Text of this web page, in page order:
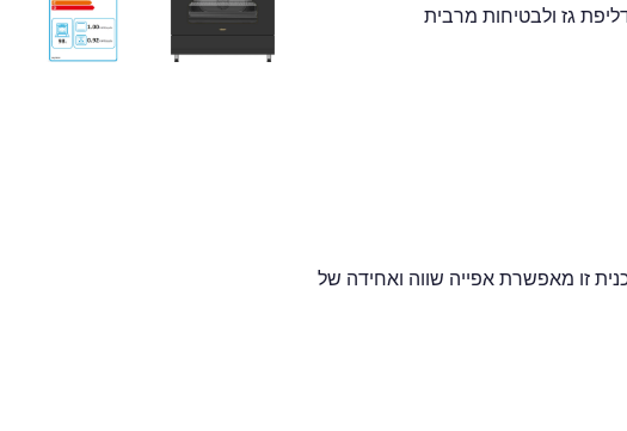
גז ולבטיחות מרבית
זו מאפשרת אפייה שווה ואחידה של